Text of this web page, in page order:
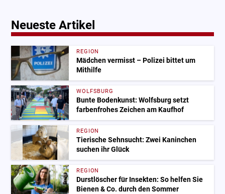
Neueste Artikel
REGION
Mädchen vermisst – Polizei bittet um
Mithilfe
WOLFSBURG
Bunte Bodenkunst: Wolfsburg setzt
farbenfrohes Zeichen am Kaufhof
REGION
Tierische Sehnsucht: Zwei Kaninchen
suchen ihr Glück
REGION
Durstlöscher für Insekten: So helfen Sie
Bienen & Co. durch den Sommer